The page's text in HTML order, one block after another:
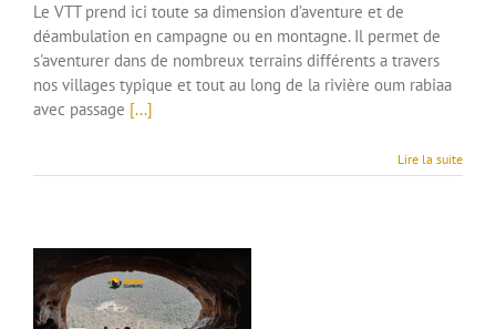
Le VTT prend ici toute sa dimension d’aventure et de
déambulation en campagne ou en montagne. Il permet de
s'aventurer dans de nombreux terrains différents a travers
nos villages typique et tout au long de la rivière oum rabiaa
avec passage [...]
Lire la suite